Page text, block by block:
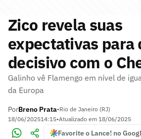
Zico revela suas
expectativas para
decisivo com o
Galinho vê Flamengo em nível de
da Europa
PorBreno Prata•Rio de Janeiro (RJ)
18/06/202514:15•Atualizado em 18/06/2025
Favorite o Lance! no